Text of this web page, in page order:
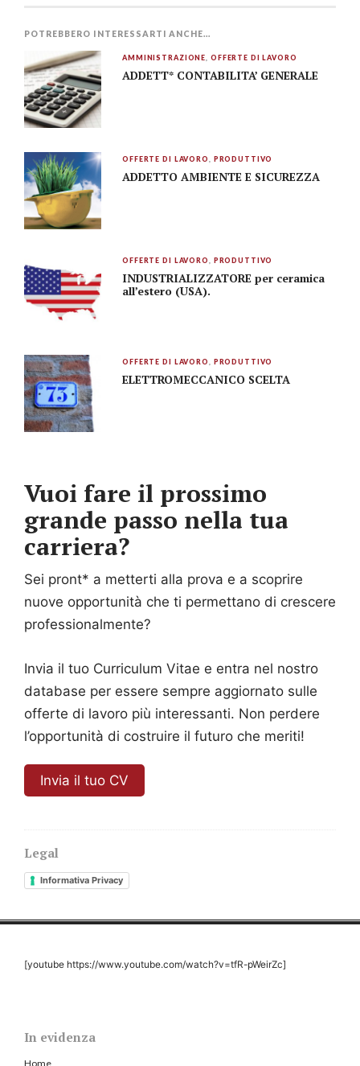
POTREBBERO INTERESSARTI ANCHE...
AMMINISTRAZIONE, OFFERTE DI LAVORO
ADDETT* CONTABILITA’ GENERALE
OFFERTE DI LAVORO, PRODUTTIVO
ADDETTO AMBIENTE E SICUREZZA
OFFERTE DI LAVORO, PRODUTTIVO
INDUSTRIALIZZATORE per ceramica
all’estero (USA).
OFFERTE DI LAVORO, PRODUTTIVO
ELETTROMECCANICO SCELTA
Vuoi fare il prossimo
grande passo nella tua
carriera?
Sei pront* a metterti alla prova e a scoprire
nuove opportunità che ti permettano di crescere
professionalmente?
Invia il tuo Curriculum Vitae e entra nel nostro
database per essere sempre aggiornato sulle
offerte di lavoro più interessanti. Non perdere
l’opportunità di costruire il futuro che meriti!
Invia il tuo CV
Legal
Informativa Privacy
[youtube https://www.youtube.com/watch?v=tfR-pWeirZc]
In evidenza
Home